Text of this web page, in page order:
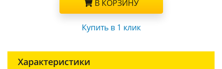
В КОРЗИНУ
Купить в 1 клик
Характеристики